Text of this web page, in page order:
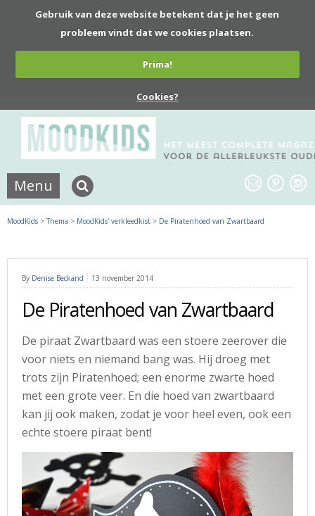
Gebruik van deze website betekent dat je het geen
probleem vindt dat we cookies plaatsen.
Prima!
Cookies?
Menu
MoodKids >Thema > MoodKids' verkleedkist > De Piratenhoed van Zwartbaard
By Denise Beckand 13 november 2014
De Piratenhoed van Zwartbaard
De piraat Zwartbaard was een stoere zeerover die
voor niets en niemand bang was. Hij droeg met
trots zijn Piratenhoed; een enorme zwarte hoed
met een grote veer. En die hoed van zwartbaard
kan jij ook maken, zodat je voor heel even, ook een
echte stoere piraat bent!